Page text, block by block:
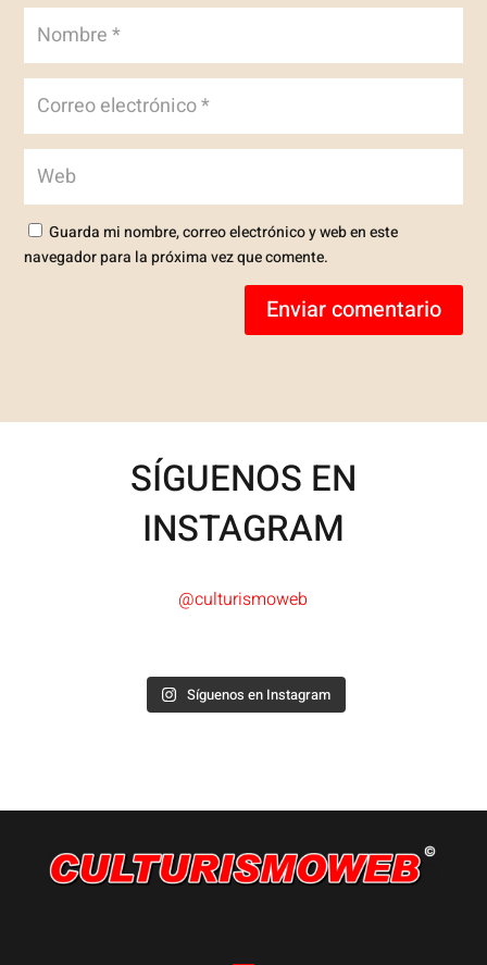
Guarda mi nombre, correo electrónico y web en este
navegador para la próxima vez que comente.
Enviar comentario
SÍGUENOS EN
INSTAGRAM
@culturismoweb
Síguenos en Instagram